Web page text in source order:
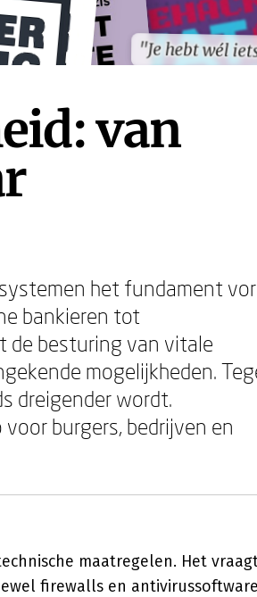
"Je hebt wél
"Je hebt wél
van
het fundament
bankieren tot
de besturing van vitale
mogelijkheden.
dreigender wordt.
burgers, bedrijven en
maatregelen. Het
firewalls en antivirussoftware